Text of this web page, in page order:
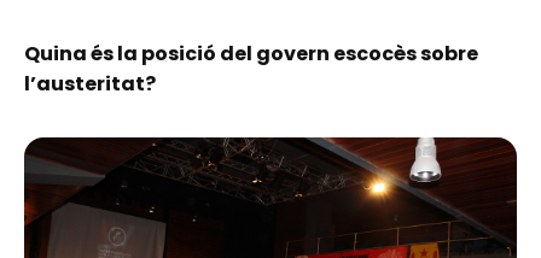
Quina és la posició del govern escocès sobre
l’austeritat?